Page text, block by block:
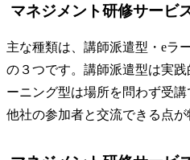
マネジメント研修サービ
主な種類は、講師派遣型・eラ
の３つです。講師派遣型は実
ーニング型は場所を問わず受
他社の参加者と交流できる点が